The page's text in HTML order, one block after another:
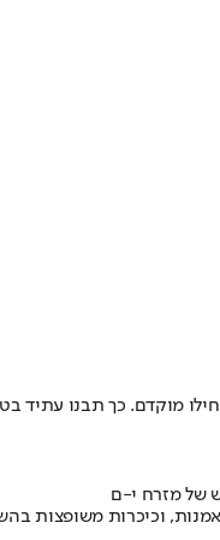
מוקדם. כך תבנו עתיד
של מזרח י-ם